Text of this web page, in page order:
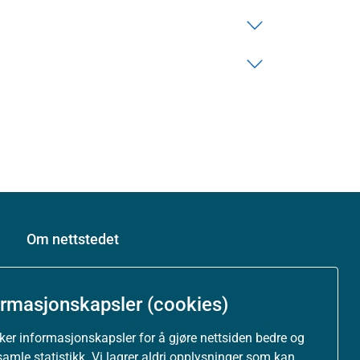
(cookies)
informasjonskapsler for å gjøre nettsiden bedre og
Om nettstedet
Tilgjengelighetserklæring (uustatus.no)